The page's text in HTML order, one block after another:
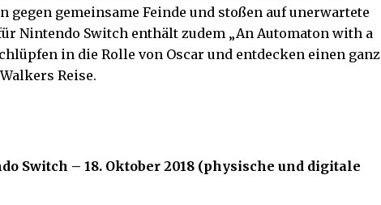
gegen gemeinsame Feinde und stoßen auf unerwartete
Nintendo Switch enthält zudem „An Automaton with a
in die Rolle von Oscar und entdecken einen ganz
Reise.
Switch – 18. Oktober 2018 (physische und digitale